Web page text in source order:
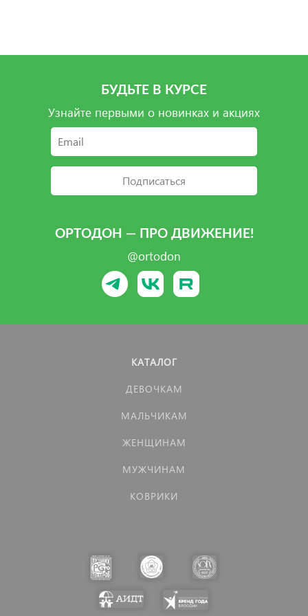
БУДЬТЕ В КУРСЕ
Узнайте первыми о новинках и акциях
Подписаться
ОРТОДОН — ПРО ДВИЖЕНИЕ!
@ortodon
КАТАЛОГ
ДЕВОЧКАМ
МАЛЬЧИКАМ
ЖЕНЩИНАМ
МУЖЧИНАМ
КОВРИКИ